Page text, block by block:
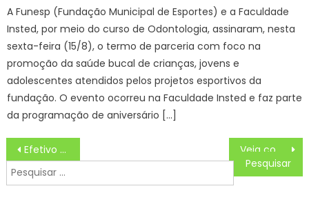
A Funesp (Fundação Municipal de Esportes) e a Faculdade
Insted, por meio do curso de Odontologia, assinaram, nesta
sexta-feira (15/8), o termo de parceria com foco na
promoção da saúde bucal de crianças, jovens e
adolescentes atendidos pelos projetos esportivos da
fundação. O evento ocorreu na Faculdade Insted e faz parte
da programação de aniversário […]
Navegação
de
Post
Efetivo extra de 636 policiais irá reforçar a segurança do 2º turno das eleições em MS – Agência de Noticias do Governo de Mato Grosso do Sul
Pesquisar
por: